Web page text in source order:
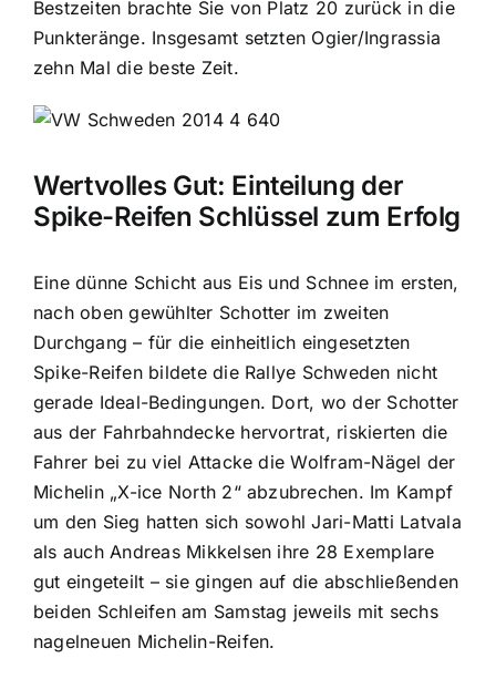
Bestzeiten brachte Sie von Platz 20 zurück in die
Punkteränge. Insgesamt setzten Ogier/Ingrassia
zehn Mal die beste Zeit.
Wertvolles Gut: Einteilung der
Spike-Reifen Schlüssel zum Erfolg
Eine dünne Schicht aus Eis und Schnee im ersten,
nach oben gewühlter Schotter im zweiten
Durchgang – für die einheitlich eingesetzten
Spike-Reifen bildete die Rallye Schweden nicht
gerade Ideal-Bedingungen. Dort, wo der Schotter
aus der Fahrbahndecke hervortrat, riskierten die
Fahrer bei zu viel Attacke die Wolfram-Nägel der
Michelin „X-ice North 2“ abzubrechen. Im Kampf
um den Sieg hatten sich sowohl Jari-Matti Latvala
als auch Andreas Mikkelsen ihre 28 Exemplare
gut eingeteilt – sie gingen auf die abschließenden
beiden Schleifen am Samstag jeweils mit sechs
nagelneuen Michelin-Reifen.